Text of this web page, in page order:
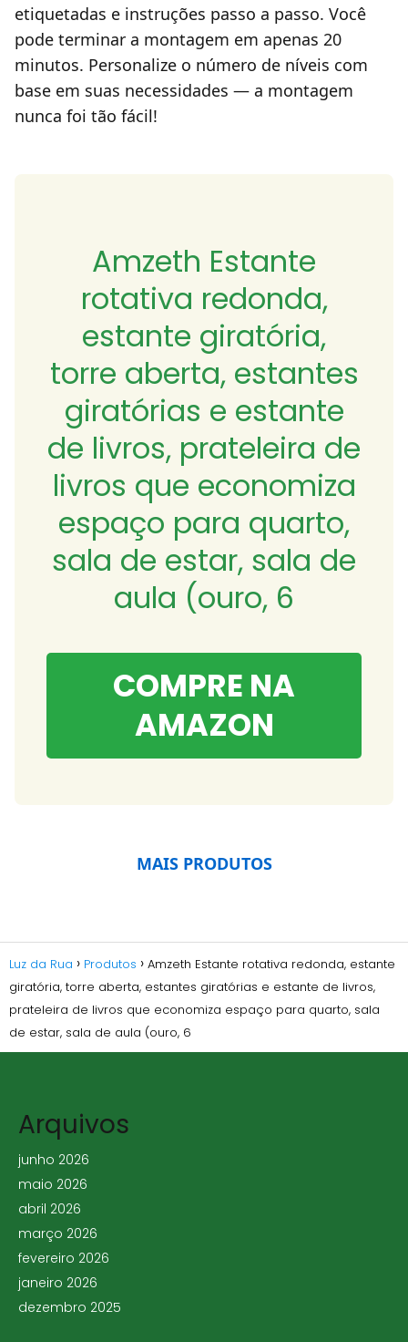
etiquetadas e instruções passo a passo. Você
pode terminar a montagem em apenas 20
minutos. Personalize o número de níveis com
base em suas necessidades — a montagem
nunca foi tão fácil!
Amzeth Estante
rotativa redonda,
estante giratória,
torre aberta, estantes
giratórias e estante
de livros, prateleira de
livros que economiza
espaço para quarto,
sala de estar, sala de
aula (ouro, 6
COMPRE NA
AMAZON
MAIS PRODUTOS
Luz da Rua Produtos
Amzeth Estante rotativa redonda, estante
giratória, torre aberta, estantes giratórias e estante de livros,
prateleira de livros que economiza espaço para quarto, sala
de estar, sala de aula (ouro, 6
Arquivos
junho 2026
maio 2026
abril 2026
março 2026
fevereiro 2026
janeiro 2026
dezembro 2025